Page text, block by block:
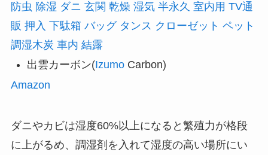
防虫 除湿 ダニ 玄関 乾燥 湿気 半永久 室内用 TV通
販 押入 下駄箱 バッグ タンス クローゼット ペット
調湿木炭 車内 結露
出雲カーボン(IzumoCarbon)
Amazon
ダニやカビは湿度60%以上になると繁殖力が格段
に上がるめ、調湿剤を入れて湿度の高い場所にい